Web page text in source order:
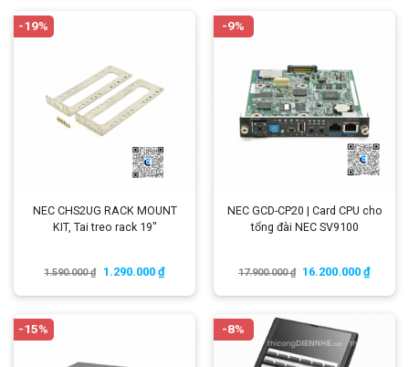
-19%
NEC CHS2UG RACK MOUNT
KIT, Tai treo rack 19″
1.590.000₫ 1.290.000 ₫
-9%
NEC GCD-CP20 | Card CPU cho
tổng đài NEC SV9100
17.900.000₫ 16.200.000₫
-15% -8%